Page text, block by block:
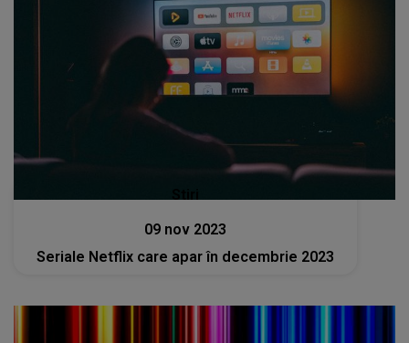
09 nov 2023
Seriale Netflix care apar în decembrie 2023